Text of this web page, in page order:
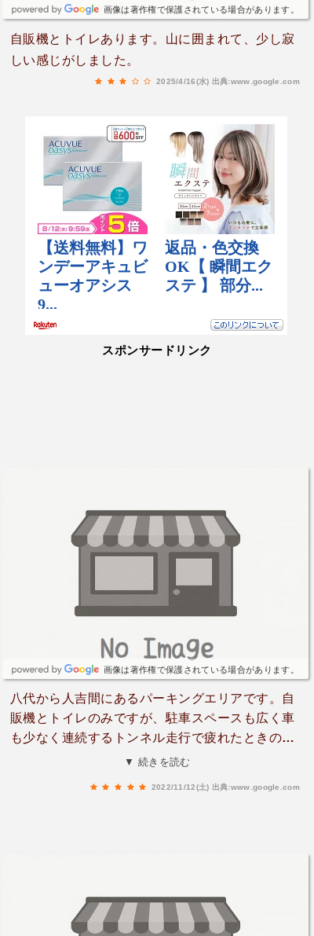
画像は著作権で保護されている場合があります。
自販機とトイレあります。山に囲まれて、少し寂
しい感じがしました。
2025/4/16(水) 出典:www.google.com
スポンサードリンク
画像は著作権で保護されている場合があります。
八代から人吉間にあるパーキングエリアです。自
販機とトイレのみですが、駐車スペースも広く車
も少なく連続するトンネル走行で疲れたときの休
憩に最適なパーキングエリアです。鹿児島へ行く
▼ 続きを読む
2022/11/12(土) 出典:www.google.com